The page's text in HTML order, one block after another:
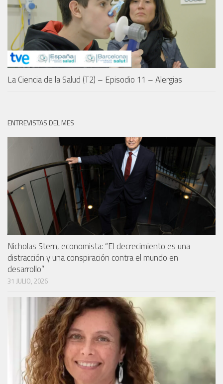
La Ciencia de la Salud (T2) – Episodio 11 – Alergias
ENTREVISTAS DEL MES
Nicholas Stern, economista: “El decrecimiento es una
distracción y una conspiración contra el mundo en
desarrollo”
31 JULIO, 2026